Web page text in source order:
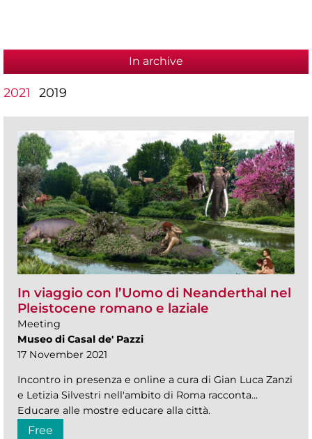
In archive
2021 2019
In viaggio con l’Uomo di Neanderthal nel
Pleistocene romano e laziale
Meeting
Museo di Casal de' Pazzi
17 November 2021
Incontro in presenza e online a cura di Gian Luca Zanzi
e Letizia Silvestri nell'ambito di Roma racconta...
Educare alle mostre educare alla città.
Free